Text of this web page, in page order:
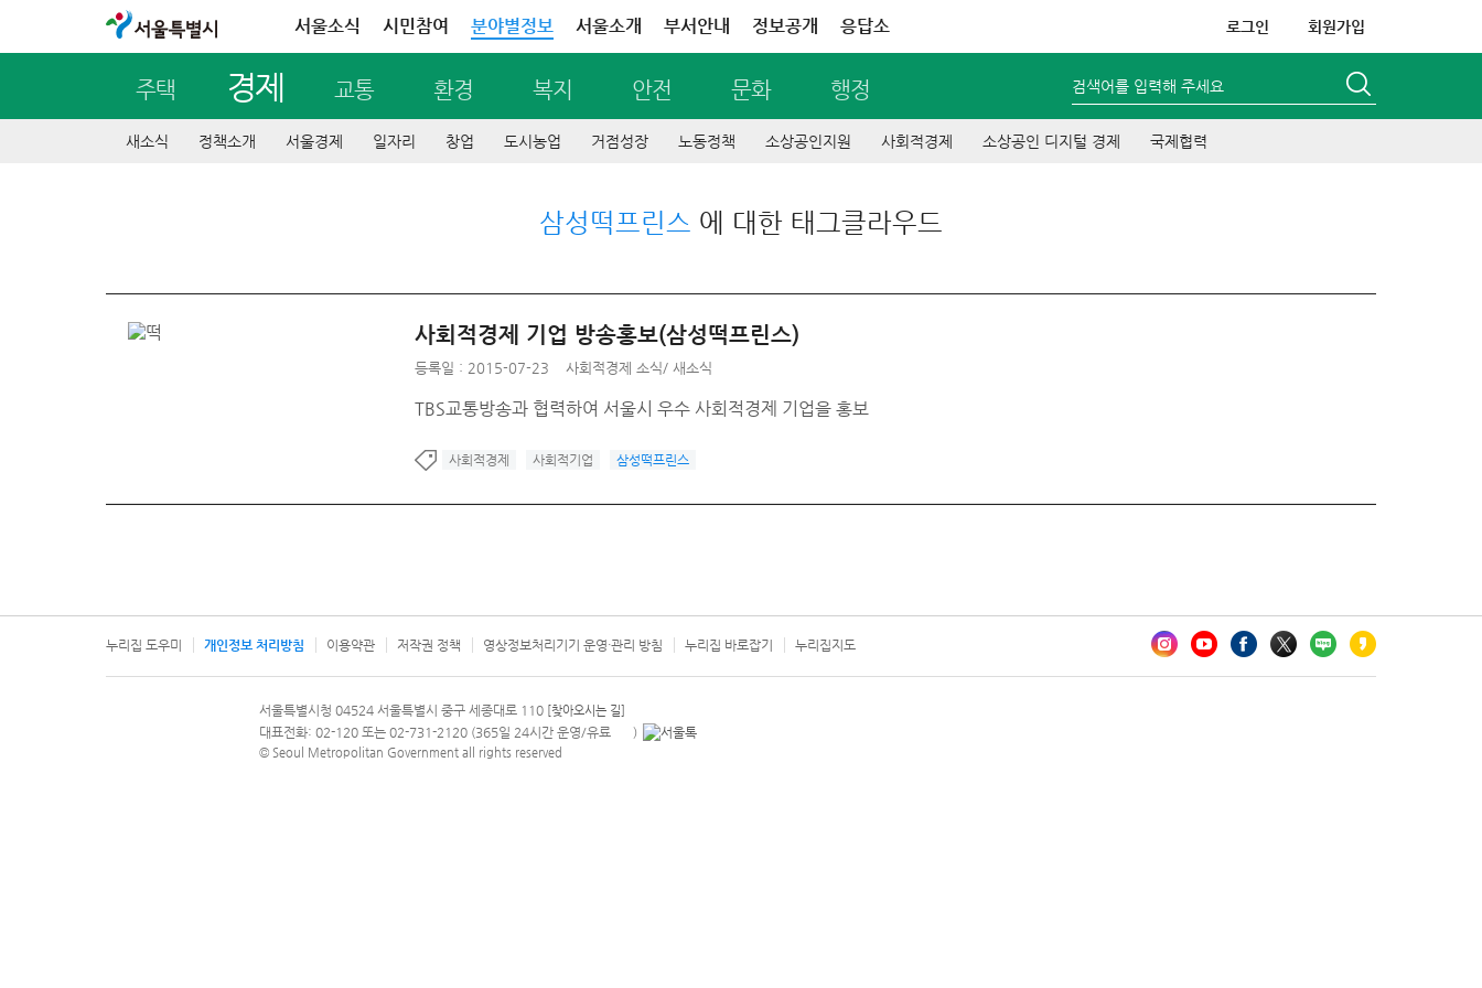
서울특별시 서울소식 시민참여 분야별정보 서울소개 부서안내 정보공개 응답소 로그인 회원가입
주택 경제 교통 환경 복지 안전 문화 행정 검색어를 입력해 주세요
새소식 정책소개 서울경제 일자리 창업 도시농업 거점성장 노동정책 소상공인지원 사회적경제 소상공인 디지털 경제 국제협력
삼성떡프린스 에 대한 태그클라우드
사회적경제 기업 방송홍보(삼성떡프린스)
등록일 : 2015-07-23 사회적경제 소식/ 새소식
TBS교통방송과 협력하여 서울시 우수 사회적경제 기업을 홍보
사회적경제 사회적기업 삼성떡프린스
누리집 도우미 개인정보 처리방침 이용약관 저작권 정책 영상정보처리기기 운영·관리 방침 누리집 바로잡기 누리집지도
문의 전화번호 120, 120 다산콜재단
서울특별시청 04524 서울특별시 중구 세종대로 110 [찾아오시는 길]
대표전화: 02-120 또는 02-731-2120 (365일 24시간 운영/유료 안내팝업 열기
)
© Seoul Metropolitan Government all rights reserved